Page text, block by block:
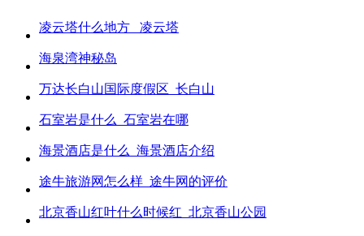
凌云塔什么地方_ 凌云塔
海泉湾神秘岛
万达长白山国际度假区_长白山
石室岩是什么_石室岩在哪
海景酒店是什么_海景酒店介绍
途牛旅游网怎么样_途牛网的评价
北京香山红叶什么时候红_北京香山公园